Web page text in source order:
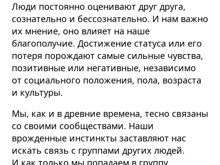
Люди постоянно оценивают друг друга,
сознательно и бессознательно. И нам важно
их мнение, оно влияет на наше
благополучие. Достижение статуса или его
потеря порождают самые сильные чувства,
позитивные или негативные, независимо
от социального положения, пола, возраста
и культуры.
Мы, как и в древние времена, тесно связаны
со своими сообществами. Наши
врожденные инстинкты заставляют нас
искать связь с группами других людей.
И как только мы попадаем в группу,